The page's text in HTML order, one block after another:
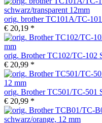
orig. brother TC101A/TC-
€ 20,19 *
orig. Brother TC102/TC-102
€ 20,99 *
orig. Brother TC501/TC-501
€ 20,99 *